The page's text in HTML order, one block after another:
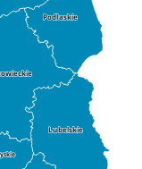
Lubelskie
Podlaskie